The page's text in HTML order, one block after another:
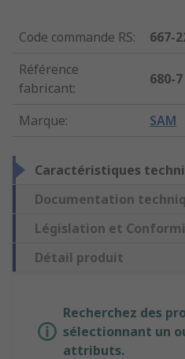
Code commande RS:
667-
Référence
fabricant:
680-7
Marque: SAM
Caractéristiques
Documentation
Législation et
Détail produit
Recherchez des
sélectionnant un
attributs.